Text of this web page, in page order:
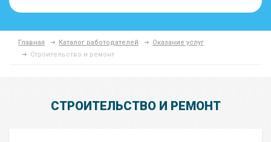
Главная Каталог работодателей
Оказание услуг
Строительство и ремонт
СТРОИТЕЛЬСТВО И РЕМОНТ